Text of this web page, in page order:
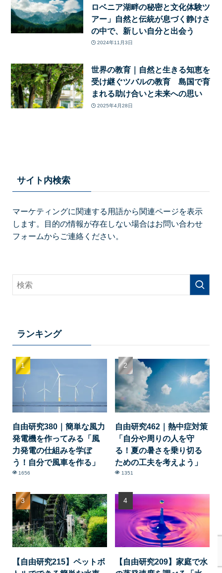
ロベニア湖畔の秘密と文化体験ツ
アー」自然と伝統が息づく静けさ
の中で、新しい自分と出会う
2024年11月3日
世界の教育｜自然と生きる知恵を
受け継ぐツバルの教育 島国で育
まれる助け合いと未来への思い
2025年4月28日
サイト内検索
マーケティングに関連する用語から関連ページを表示
します。目的の情報が存在しない場合はお問い合わせ
フォームからご連絡ください。
ランキング
自由研究380｜簡単な風力
発電機を作ってみる「風
力発電の仕組みを学ぼ
う！自分で風車を作る」
1656
自由研究462｜熱中症対策
「自分や周りの人を守
る！夏の暑さを乗り切る
ための工夫を考えよう」
1351
【自由研究215】ペットボ
【自由研究209】家庭で水